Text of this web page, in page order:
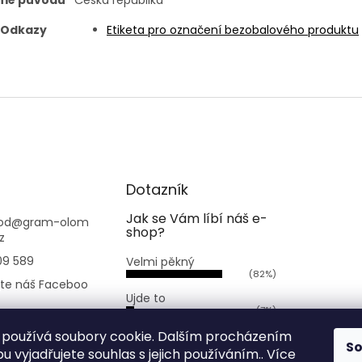
soubory cookie. Dalším procházením
vyjadřujete souhlas s jejich používáním.. Více
Odkazy
Etiketa pro označení bezobalového produktu
@gram-olom
589
náš Faceboo
Dotazník
Jak se Vám líbí náš e-
shop?
Velmi pěkný
(82%)
Ujde to
(7%)
Nelíbí se mi